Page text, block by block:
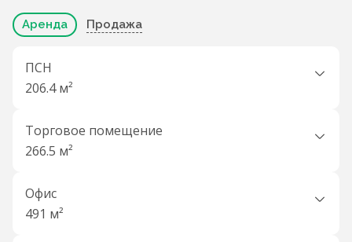
Аренда Продажа
ПСН
206.4 м²
Торговое помещение
266.5 м²
Офис
491 м²